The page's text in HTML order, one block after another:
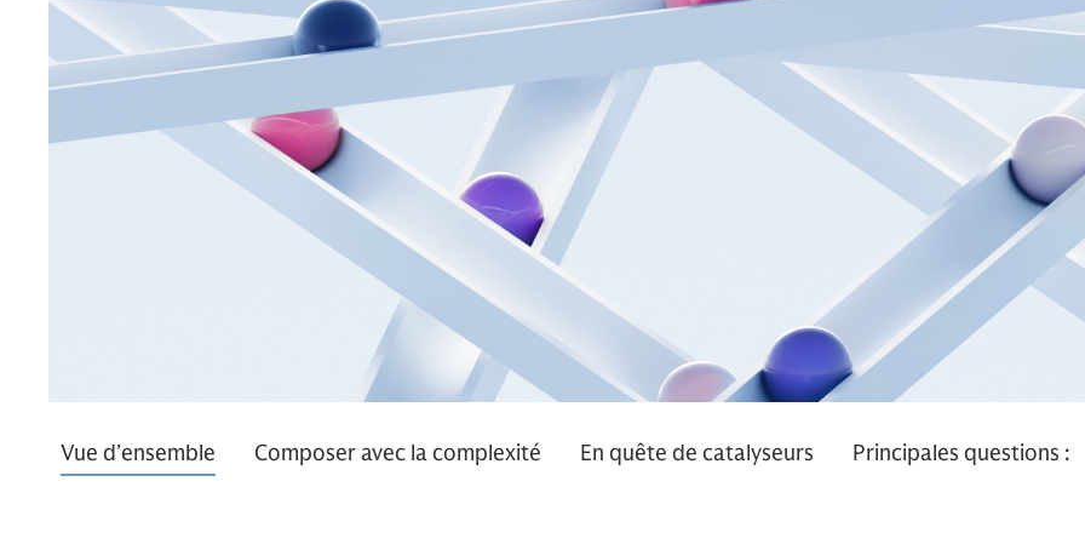
Vue d’ensemble Composer avec la complexité En quête de catalyseurs Principales questions :